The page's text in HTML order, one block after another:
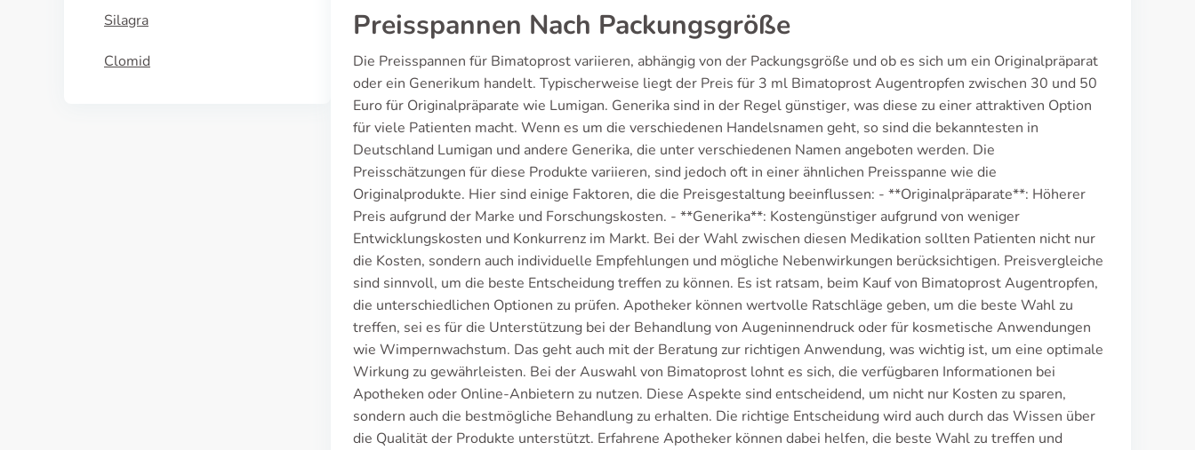
Silagra
Clomid
Preisspannen Nach Packungsgröße
Die Preisspannen für Bimatoprost variieren, abhängig von der Packungsgröße und ob es sich um ein Originalpräparat
oder ein Generikum handelt. Typischerweise liegt der Preis für 3 ml Bimatoprost Augentropfen zwischen 30 und 50
Euro für Originalpräparate wie Lumigan. Generika sind in der Regel günstiger, was diese zu einer attraktiven Option
für viele Patienten macht. Wenn es um die verschiedenen Handelsnamen geht, so sind die bekanntesten in
Deutschland Lumigan und andere Generika, die unter verschiedenen Namen angeboten werden. Die
Preisschätzungen für diese Produkte variieren, sind jedoch oft in einer ähnlichen Preisspanne wie die
Originalprodukte. Hier sind einige Faktoren, die die Preisgestaltung beeinflussen: - **Originalpräparate**: Höherer
Preis aufgrund der Marke und Forschungskosten. - **Generika**: Kostengünstiger aufgrund von weniger
Entwicklungskosten und Konkurrenz im Markt. Bei der Wahl zwischen diesen Medikation sollten Patienten nicht nur
die Kosten, sondern auch individuelle Empfehlungen und mögliche Nebenwirkungen berücksichtigen. Preisvergleiche
sind sinnvoll, um die beste Entscheidung treffen zu können. Es ist ratsam, beim Kauf von Bimatoprost Augentropfen,
die unterschiedlichen Optionen zu prüfen. Apotheker können wertvolle Ratschläge geben, um die beste Wahl zu
treffen, sei es für die Unterstützung bei der Behandlung von Augeninnendruck oder für kosmetische Anwendungen
wie Wimpernwachstum. Das geht auch mit der Beratung zur richtigen Anwendung, was wichtig ist, um eine optimale
Wirkung zu gewährleisten. Bei der Auswahl von Bimatoprost lohnt es sich, die verfügbaren Informationen bei
Apotheken oder Online-Anbietern zu nutzen. Diese Aspekte sind entscheidend, um nicht nur Kosten zu sparen,
sondern auch die bestmögliche Behandlung zu erhalten. Die richtige Entscheidung wird auch durch das Wissen über
die Qualität der Produkte unterstützt. Erfahrene Apotheker können dabei helfen, die beste Wahl zu treffen und